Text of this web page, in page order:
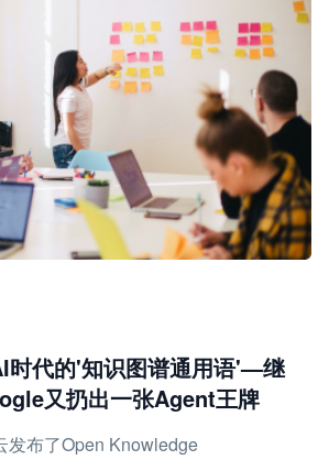
代的'知识图谱通用语'—继
又扔出一张Agent王牌
发布了Open Knowledge